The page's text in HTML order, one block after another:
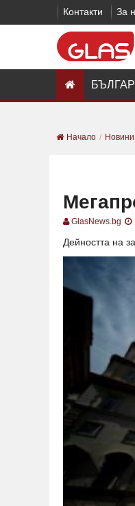
Контакти За
Начало Новини
GlasNews.bg
Дейността на